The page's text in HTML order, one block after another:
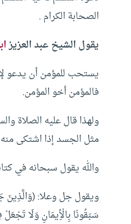
الصحابة الكرام .
يقول الشيخ عبد العزيز
يستحب للمؤمن أن يدعو
فالمؤمن أخو المؤمن.
ولهذا قال عليه الصلاة
مثل الجسد إذا اشتكى
والله يقول سبحانه في
ويقول جل وعلا: (وَالَّذِينَ